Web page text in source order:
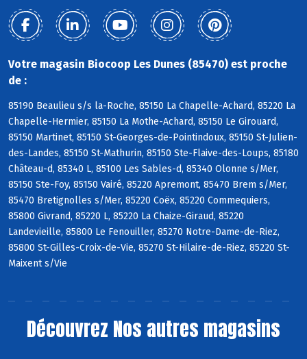
Votre magasin Biocoop Les Dunes (85470) est proche
de :
85190 Beaulieu s/s la-Roche, 85150 La Chapelle-Achard, 85220 La
Chapelle-Hermier, 85150 La Mothe-Achard, 85150 Le Girouard,
85150 Martinet, 85150 St-Georges-de-Pointindoux, 85150 St-Julien-
des-Landes, 85150 St-Mathurin, 85150 Ste-Flaive-des-Loups, 85180
Château-d, 85340 L, 85100 Les Sables-d, 85340 Olonne s/Mer,
85150 Ste-Foy, 85150 Vairé, 85220 Apremont, 85470 Brem s/Mer,
85470 Bretignolles s/Mer, 85220 Coëx, 85220 Commequiers,
85800 Givrand, 85220 L, 85220 La Chaize-Giraud, 85220
Landevieille, 85800 Le Fenouiller, 85270 Notre-Dame-de-Riez,
85800 St-Gilles-Croix-de-Vie, 85270 St-Hilaire-de-Riez, 85220 St-
Maixent s/Vie
Découvrez Nos autres magasins